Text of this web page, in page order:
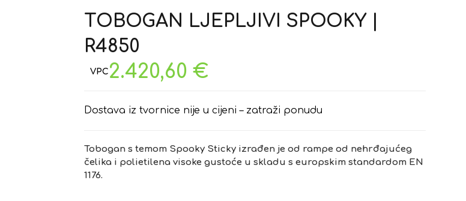
TOBOGAN LJEPLJIVI SPOOKY |
R4850
2.420,60€
Dostava iz tvornice nije u cijeni – zatraži ponudu
Tobogan s temom Spooky Sticky izrađen je od rampe od nehrđajućeg
čelika i polietilena visoke gustoće u skladu s europskim standardom EN
1176.